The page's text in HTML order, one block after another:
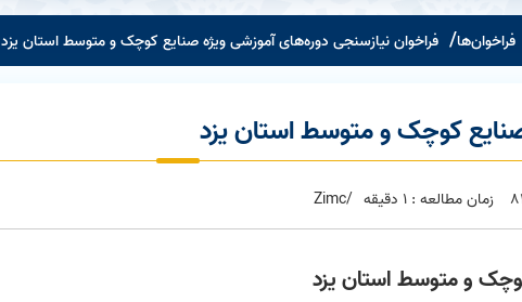
فراخوان‌ها فراخوان نیازسنجی دوره‌های آموزشی ویژه صنایع کوچک و متوسط استان یزد
کوچک و متوسط استان یزد
زمان مطالعه : 1 دقیقه /Zimc
و متوسط استان یزد